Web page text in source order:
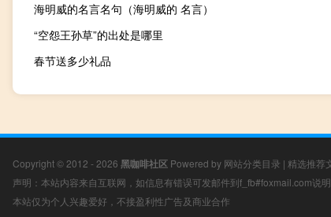
海明威的名言名句（海明威的 名言）
“空怨王孙草”的出处是哪里
春节送多少礼品
Copyright © 2012 - 2026 黑咖啡社区 Powered by 网站分类目录 | 精选推荐
声明：本站内容来自互联网，如信息有错误可发邮件到f_fb#foxmail.com说
本站仅为个人兴趣爱好，不接盈利性广告及商业合作